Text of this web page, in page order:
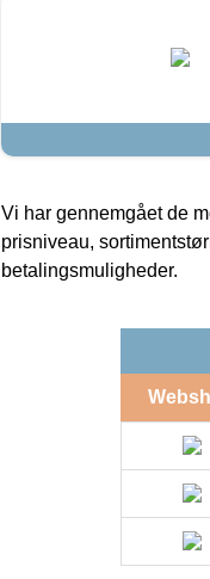
Vi har gennemgået de
prisniveau,
betalingsmuligheder.